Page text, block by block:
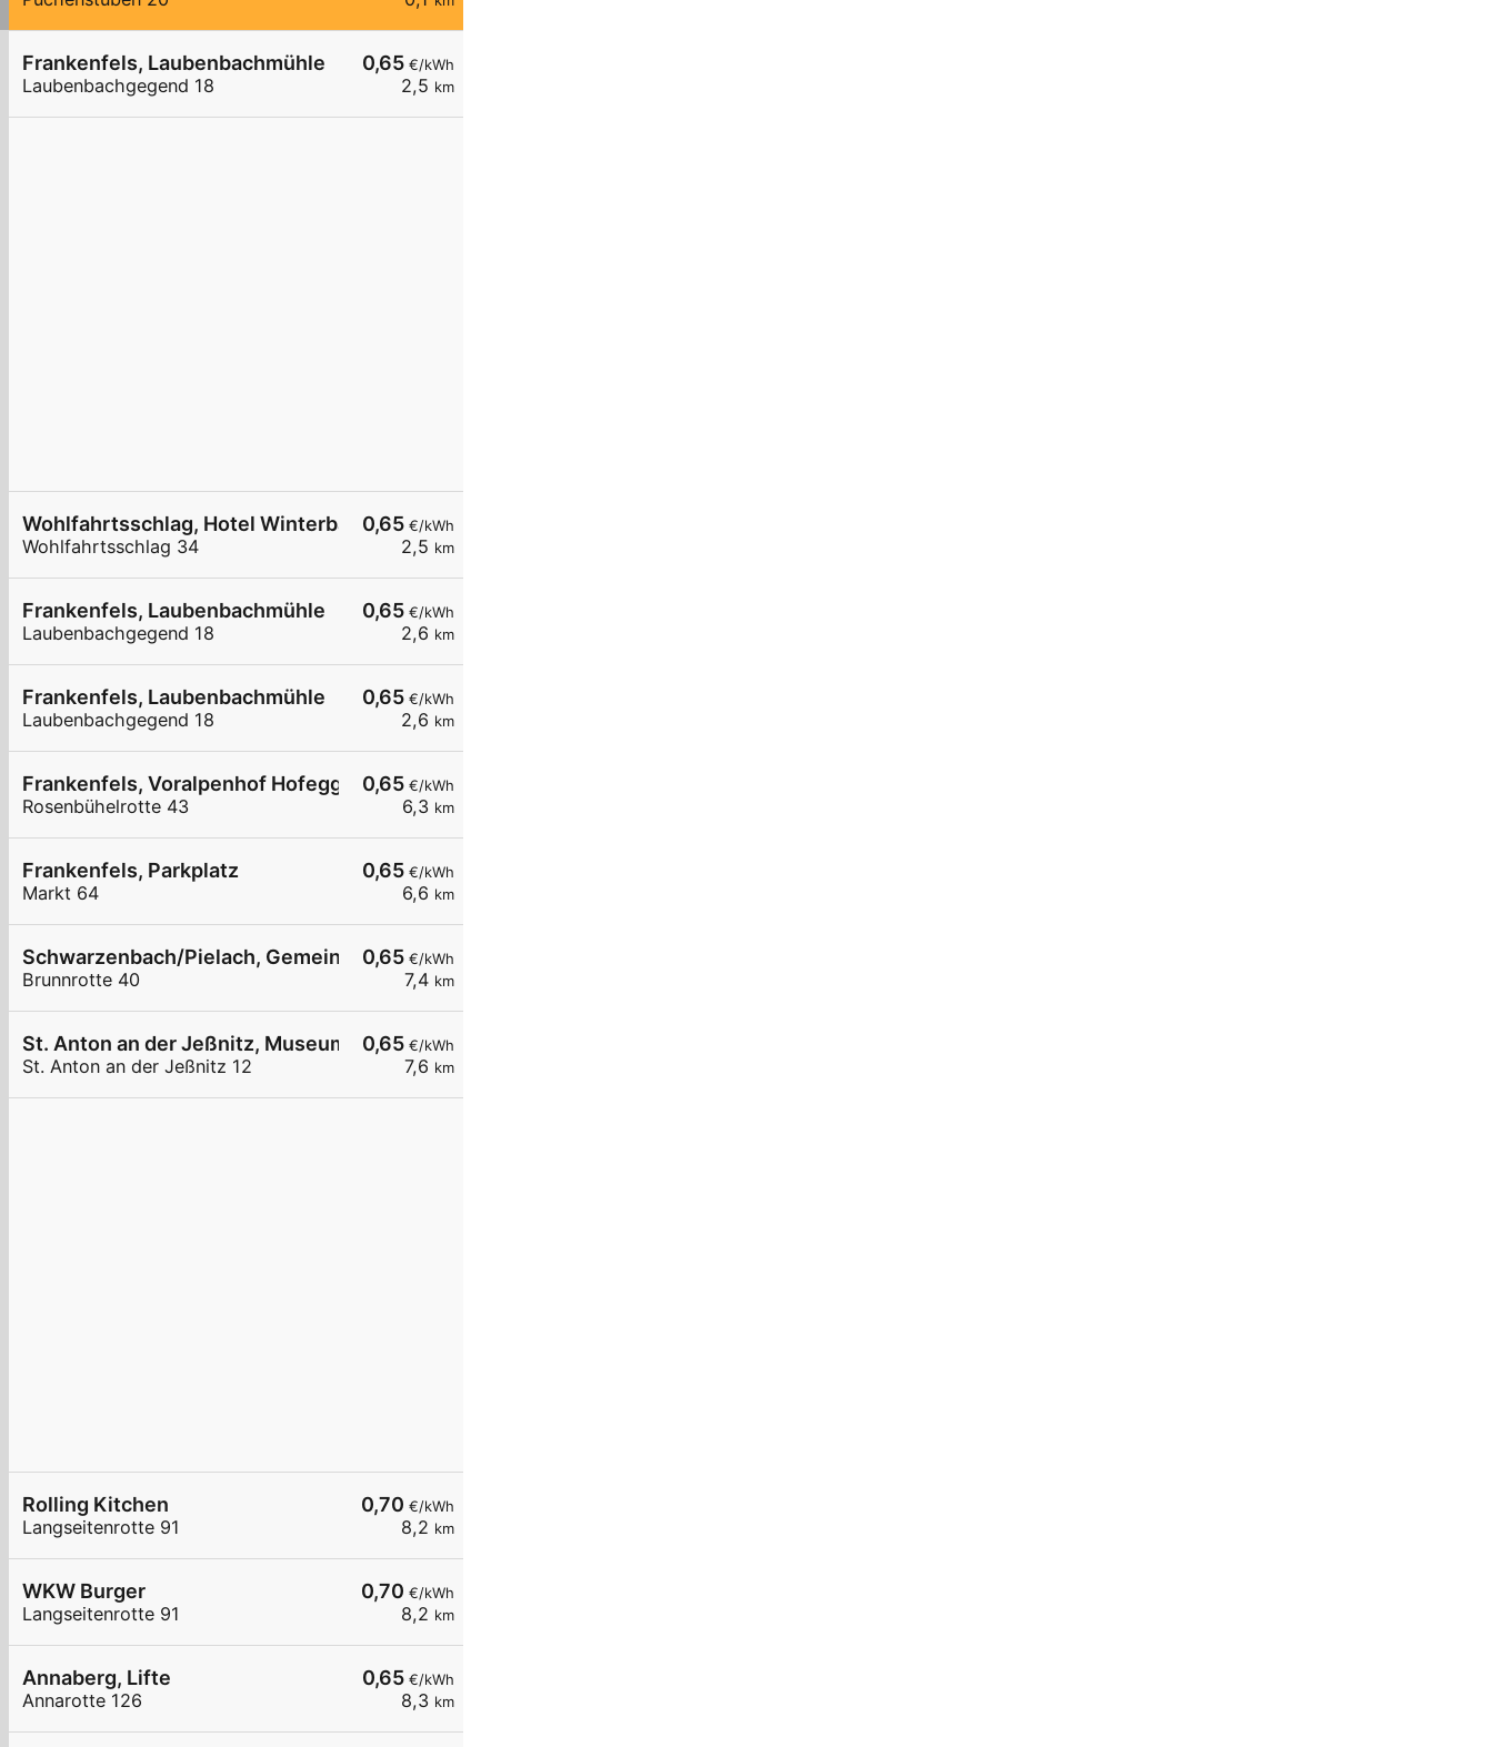
0,65€/kWh
2,5 km
Frankenfels, Laubenbachmühle
Laubenbachgegend 18
0,65€/kWh
2,5 km
Wohlfahrtsschlag, Hotel Winterbach
Wohlfahrtsschlag 34
0,65€/kWh
2,6 km
Frankenfels, Laubenbachmühle
Laubenbachgegend 18
0,65€/kWh
2,6 km
Frankenfels, Laubenbachmühle
Laubenbachgegend 18
0,65€/kWh
6,3 km
Frankenfels, Voralpenhof Hofegger
Rosenbühelrotte 43
0,65€/kWh
6,6 km
Frankenfels, Parkplatz
Markt 64
0,65€/kWh
7,4 km
Schwarzenbach/Pielach, Gemeindeamt
Brunnrotte 40
0,65€/kWh
7,6 km
St. Anton an der Jeßnitz, Museum Bruderlade
St. Anton an der Jeßnitz 12
0,70 €/kWh
8,2 km
Rolling Kitchen
Langseitenrotte 91
0,70 €/kWh
8,2 km
WKW Burger
Langseitenrotte 91
0,65€/kWh
8,3 km
Annaberg, Lifte
Annarotte 126